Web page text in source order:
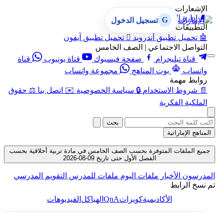
الإشعارات
🔔 إدارة الإشعارات
التطبيقات
🤖 تحميل تطبيق أندرويد  تحميل تطبيق آيفون
التواصل الاجتماعي | الصف الخامس
قناة تيليجرام
صفحة فيسبوك قناة يوتيوب
قناة
واتساب
بوت المناهج
مجموعة واتساب
روابط مهمة
📄 شروط الاستخدام 🔒 سياسة الخصوصية ✉️ اتصل بنا ⚖️ حقوق
الملكية الفكرية
G تسجيل الدخول
بحث
المناهج الإماراتية
جميع الملفات المتوفرة بحسب الصف الخامس في مادة تربية أخلاقية بحسب
الفصل الأول حتى تاريخ 09-08-2026
المدرسون الأخبار ملفات اليوم ملفات للمدرس التقويم المدرسي
تم نسخ الرابط
الأكاديميةكويزاتQnAالهياكلالفيديوهات